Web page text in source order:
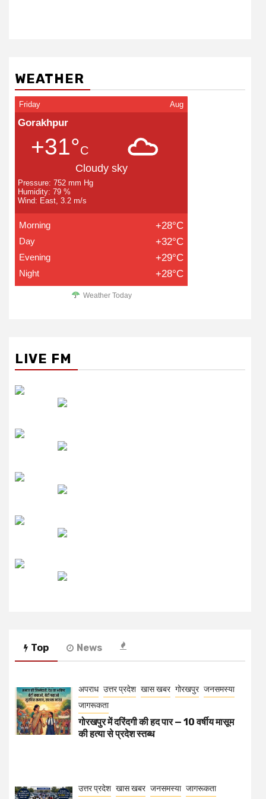
WEATHER
Friday Aug
Gorakhpur
+31°C
Cloudy sky
Pressure: 752 mm Hg
Humidity: 79 %
Wind: East, 3.2 m/s
Morning +28°C
Day +32°C
Evening +29°C
Night +28°C
Weather Today
LIVE FM
Top News
अपराध उत्तर प्रदेश खास खबर गोरखपुर जनसमस्या
जागरूकता
गोरखपुर में दरिंदगी की हद पार — 10 वर्षीय मासूम
की हत्या से प्रदेश स्तब्ध
उत्तर प्रदेश खास खबर जनसमस्या जागरूकता